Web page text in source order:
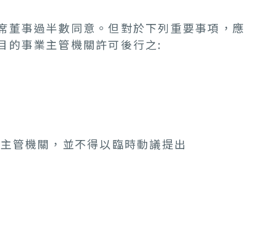
事過半數同意。但對於下列重要事項，應
的事業主管機關許可後行之:
管機關，並不得以臨時動議提出